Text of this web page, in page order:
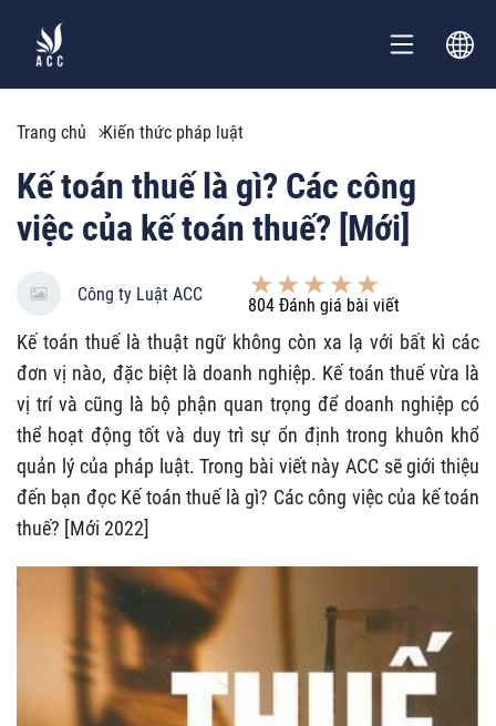
Trang chủ Kiến thức pháp luật
Kế toán thuế là gì? Các công
việc của kế toán thuế? [Mới]
Công ty Luật ACC
804 Đánh giá bài viết
Kế toán thuế là thuật ngữ không còn xa lạ với bất kì các
đơn vị nào, đặc biệt là doanh nghiệp. Kế toán thuế vừa là
vị trí và cũng là bộ phận quan trọng để doanh nghiệp có
thể hoạt động tốt và duy trì sự ổn định trong khuôn khổ
quản lý của pháp luật. Trong bài viết này ACC sẽ giới thiệu
đến bạn đọc Kế toán thuế là gì? Các công việc của kế toán
thuế? [Mới 2022]